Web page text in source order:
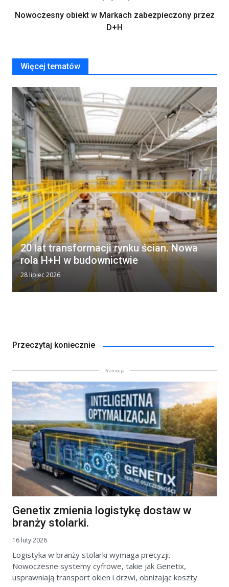
Nowoczesny obiekt w Markach zabezpieczony przez
D+H
Więcej tematów
20 lat transformacji rynku ścian. Nowa
rola H+H w budownictwie
28 lipiec 2026
Przeczytaj koniecznie
Promocja
Genetix zmienia logistykę dostaw w
branży stolarki.
16 luty 2026
Logistyka w branży stolarki wymaga precyzji.
Nowoczesne systemy cyfrowe, takie jak Genetix,
usprawniają transport okien i drzwi, obniżając koszty.